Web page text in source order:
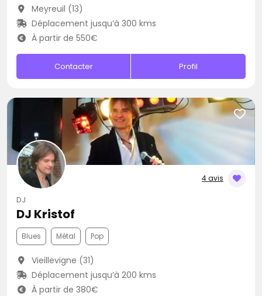
Meyreuil (13)
Déplacement jusqu’à 300 kms
À partir de 550€
Contacter Profil
4 avis
DJ
DJ Kristof
Blues Métal Pop
Vieillevigne (31)
Déplacement jusqu’à 200 kms
À partir de 380€